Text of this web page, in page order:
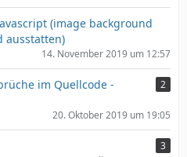
(image background
ausstatten)
14. November 2019 um 12:57
im Quellcode -
2
20. Oktober 2019 um 19:05
3